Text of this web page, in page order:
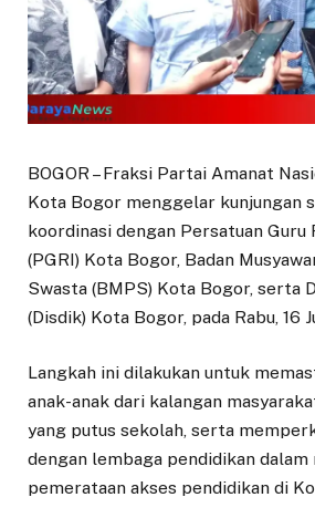
BOGOR – Fraksi Partai Amanat
Kota Bogor menggelar kunjungan
koordinasi dengan Persatuan Guru
(PGRI) Kota Bogor, Badan
Swasta (BMPS) Kota Bogor, serta
(Disdik) Kota Bogor, pada Rabu, 16
Langkah ini dilakukan untuk
anak-anak dari kalangan
yang putus sekolah, serta
dengan lembaga pendidikan dalam
pemerataan akses pendidikan di